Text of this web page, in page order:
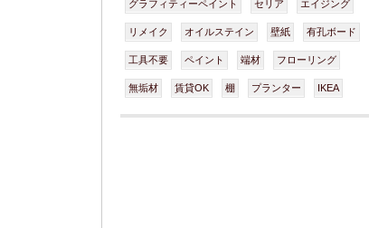
グラフィティーペイント セリア エイジング
リメイク オイルステイン 壁紙 有孔ボード
工具不要 ペイント 端材 フローリング
無垢材 賃貸OK 棚 プランター IKEA